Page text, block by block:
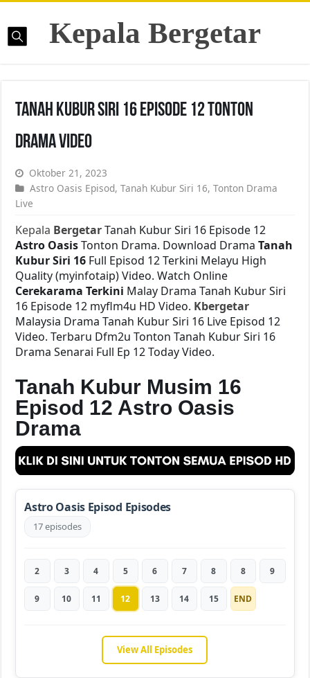
Kepala Bergetar
Tanah Kubur Siri 16 Episode 12 Tonton
Drama Video
Oktober 21, 2023
Astro Oasis Episod,Tanah Kubur Siri 16,Tonton Drama
Live
Kepala BergetarTanah Kubur Siri 16 Episode 12
Astro OasisTonton Drama. Download DramaTanah
Kubur Siri 16 Full Episod 12 Terkini Melayu High
Quality (myinfotaip) Video. Watch Online
Cerekarama Terkini Malay Drama Tanah Kubur Siri
16 Episode 12 myflm4u HD Video. Kbergetar
Malaysia Drama Tanah Kubur Siri 16 Live Episod 12
Video. Terbaru Dfm2u Tonton Tanah Kubur Siri 16
Drama Senarai Full Ep 12 Today Video.
Tanah Kubur Musim 16
Episod 12 Astro Oasis
Drama
Astro Oasis Episod Episodes
17 episodes
2 3 4 5 6 7 8 8 9
9 10 11 12 13 14 15 END
View All Episodes